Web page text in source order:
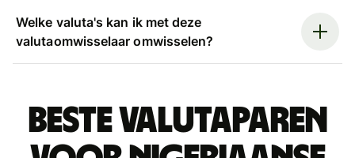
Welke valuta's kan ik met deze
valutaomwisselaar omwisselen?
Beste valutaparen